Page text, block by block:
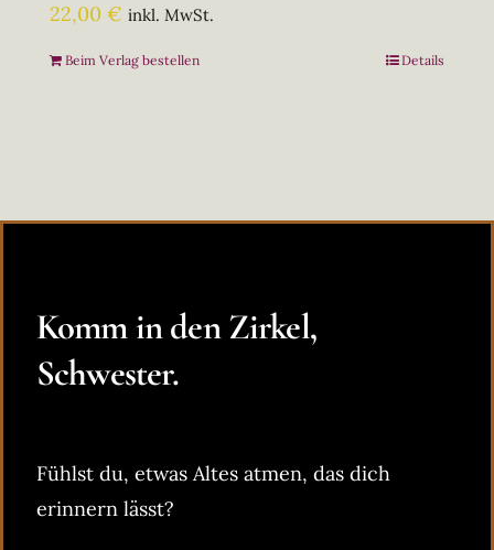
22,00 € inkl. MwSt.
Beim Verlag bestellen Details
Komm in den Zirkel,
Schwester.
Fühlst du, etwas Altes atmen, das dich
erinnern lässt?